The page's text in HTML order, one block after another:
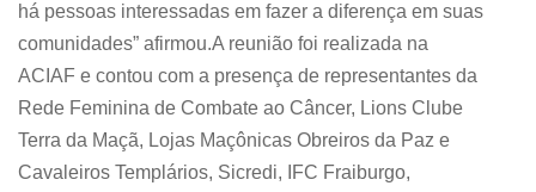
há pessoas interessadas em fazer a diferença em suas
comunidades” afirmou.A reunião foi realizada na
ACIAF e contou com a presença de representantes da
Rede Feminina de Combate ao Câncer, Lions Clube
Terra da Maçã, Lojas Maçônicas Obreiros da Paz e
Cavaleiros Templários, Sicredi, IFC Fraiburgo,